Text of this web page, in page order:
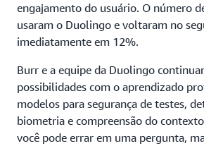
engajamento do usuário. O número
usaram o Duolingo e voltaram no
imediatamente em 12%.
Burr e a equipe da Duolingo
possibilidades com o aprendizado
modelos para segurança de testes,
biometria e compreensão do
você pode errar em uma pergunta,